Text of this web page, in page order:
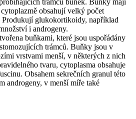
obsahují velký počet
glukokortikoidy, například
i androgeny.
buňkami, které jsou uspořádány
trámců. Buňky jsou v
vrstvami menší, v některých z nich
tvaru, cytoplasma obsahuje
Obsahem sekrečních granul této
androgeny, v menší míře také